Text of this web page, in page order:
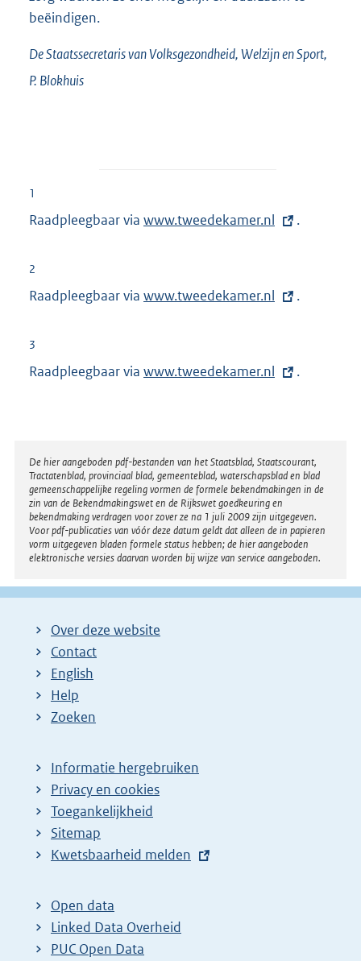
beëindigen.
De Staatssecretaris van Volksgezondheid, Welzijn en Sport,
P. Blokhuis
1
Raadpleegbaar via E
r
l
:
www.tweedekamer.nl .
2
Raadpleegbaar via E
r
i
n
k
:
www.tweedekamer.nl .
3
Raadpleegbaar via E
r
n
e
l
i
n
k
www.tweedekamer.nl .
Disclaimer
De hier aangeboden pdf-bestanden van het Staatsblad, Staatscourant,
Tractatenblad, provinciaal blad, gemeenteblad, waterschapsblad en blad
gemeenschappelijke regeling vormen de formele bekendmakingen in de
zin van de Bekendmakingswet en de Rijkswet goedkeuring en
bekendmaking verdragen voor zover ze na 1 juli 2009 zijn uitgegeven.
Voor pdf-publicaties van vóór deze datum geldt dat alleen de in papieren
vorm uitgegeven bladen formele status hebben; de hier aangeboden
elektronische versies daarvan worden bij wijze van service aangeboden.
Over deze website
Contact
English
Help
Zoeken
Informatie hergebruiken
Privacy en cookies
Toegankelijkheid
Sitemap
E
t
e
r
Kwetsbaarheid melden
Open data
Linked Data Overheid
PUC Open Data